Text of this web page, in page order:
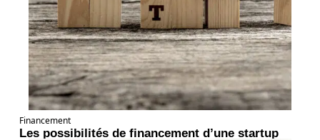
Financement
Les possibilités de financement d’une startup